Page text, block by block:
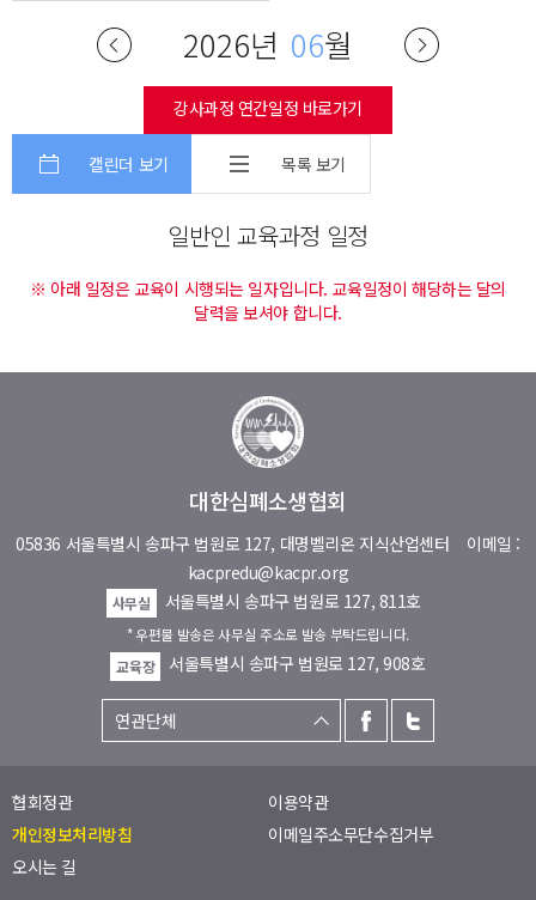
2026년 06월
강사과정 연간일정 바로가기
캘린더 보기 목록 보기
일반인 교육과정 일정
※ 아래 일정은 교육이 시행되는 일자입니다. 교육일정이 해당하는 달의
달력을 보셔야 합니다.
대한심폐소생협회
05836 서울특별시 송파구 법원로 127, 대명벨리온 지식산업센터 이메일 :
kacpredu@kacpr.org
사무실 서울특별시 송파구 법원로 127, 811호
* 우편물 발송은 사무실 주소로 발송 부탁드립니다.
교육장
서울특별시 송파구 법원로 127, 908호
협회정관
이용약관
개인정보처리방침
이메일주소무단수집거부
오시는 길